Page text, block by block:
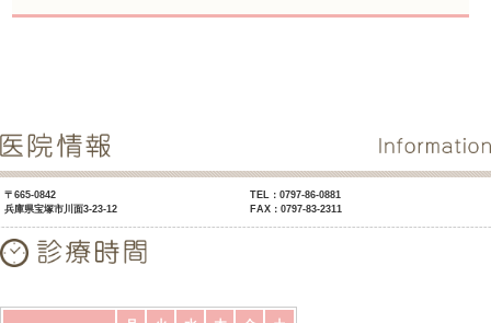
〒665-0842
兵庫県宝塚市川面3-23-12
TEL：0797-86-0881
FAX：0797-83-2311